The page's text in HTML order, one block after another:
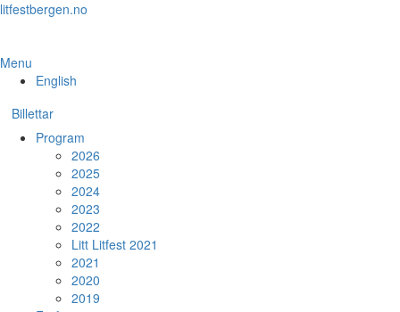
Skip
content
litfestbergen.no
Menu
English
Billettar
Program
2026
2025
2024
2023
2022
Litt Litfest 2021
2021
2020
2019